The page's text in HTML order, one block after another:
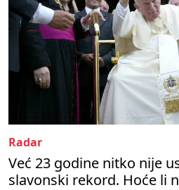
Radar
Već 23 godine nitko nije
slavonski rekord. Hoće li